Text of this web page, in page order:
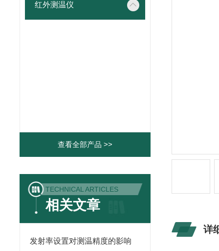
红外测温仪
查看全部产品 >>
TECHNICAL ARTICLES
相关文章
发射率设置对测温精度的影响
详